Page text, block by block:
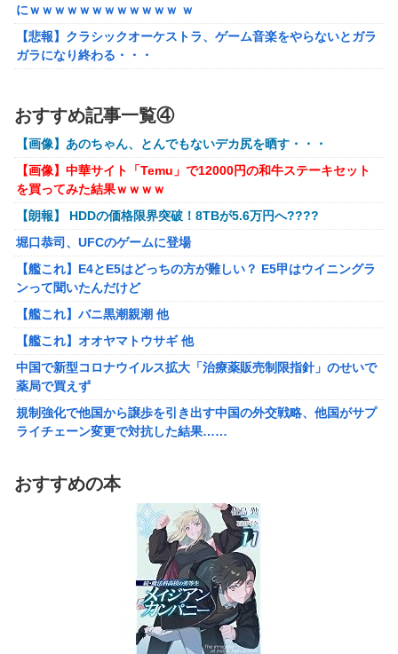
す」
【FF16】 「ファイナルファンタジー16」発売日が6/22に決
定＆最新PV公開！思ったより発売早い…もう半年後か！
の？
メトロイドプライム4 新品が2999円に…
百合子「隣に座る貴女」【ミリマス】
【VTuber】Google Play「選抜！推しナイン発表会」出演
者発表！『にじだけと思ってたけど座長と除夜のケツおるや
んけ』
『ほの暮しの庭』Switch2版 21,965本、Switch版 12,458本
にｗｗｗｗｗｗｗｗｗｗｗｗ ｗ
【悲報】クラシックオーケストラ、ゲーム音楽をやらないとガラ
ガラになり終わる・・・
【アークナイツ】Cutiesシリーズ「アンジェリーナ」「テキー
ラ」デフォルメフィギュア【予約開始】
【アズールレーン】グッスマ上海「大鳳：プライベート・クォー
ターズVer.」フィギュア【原型公開】
【ガンダムSEED】バンプレスト「ラクス・クライン」「カガ
リ・ユラ・アスハ」プライズフィギュア【彩色原型公開】
【艦これ】E4とE5はどっちの方が難しい？ E5甲はウイニングラ
ンって聞いたんだけど
【艦これ】バニ黒潮親潮 他
【艦これ】オオヤマトウサギ 他
【悲報】アメリカで今も続いてる近親相姦の一族がやばすぎる
【悲報】高市政権「永住許可厳格化するわ」外国人さん「もう日
本ええわ…」
【画像あり】えっ、ワイ氏の「貯金」・・・多すぎ・・・？
発覚ｗｗｗｗｗ
エース級の財務官僚が異例転出へ 官邸幹部「協力的でなかった
町の弁当屋「申し訳ないが消費税1%になったらその分商品代を値
【泣】年配夫婦が営む中華屋さん、休業を知らせる貼り紙に応援
中国で新型コロナウイルス拡大「治療薬販売制限指針」のせいで
おすすめ記事一覧④
【画像】あのちゃん、とんでもないデカ尻を晒す・・・
【画像】中華サイト「Temu」で12000円の和牛ステーキセット
を買ってみた結果ｗｗｗｗ
【朗報】 HDDの価格限界突破！8TBが5.6万円へ????
堀口恭司、UFCのゲームに登場
【艦これ】E4とE5はどっちの方が難しい？ E5甲はウイニングラ
ンって聞いたんだけど
【艦これ】バニ黒潮親潮 他
【艦これ】オオヤマトウサギ 他
中国で新型コロナウイルス拡大「治療薬販売制限指針」のせいで
薬局で買えず
規制強化で他国から譲歩を引き出す中国の外交戦略、他国がサプ
ライチェーン変更で対抗した結果……
円公開で再炎上ｗｗｗ
参政党・神谷代表、高市政権の食料品減税を「天下の愚策」と一
【悲報】 ピカチュウが大量に半額
FGOのリリスさん、謎のSKB水着を着るｗｗｗｗｗｗｗｗｗｗｗ
【悲報】「店員」と「定員」を間違えるガチでヤバいやつ、ネッ
ト上に多すぎる ← これ・・・・・・
おすすめの本